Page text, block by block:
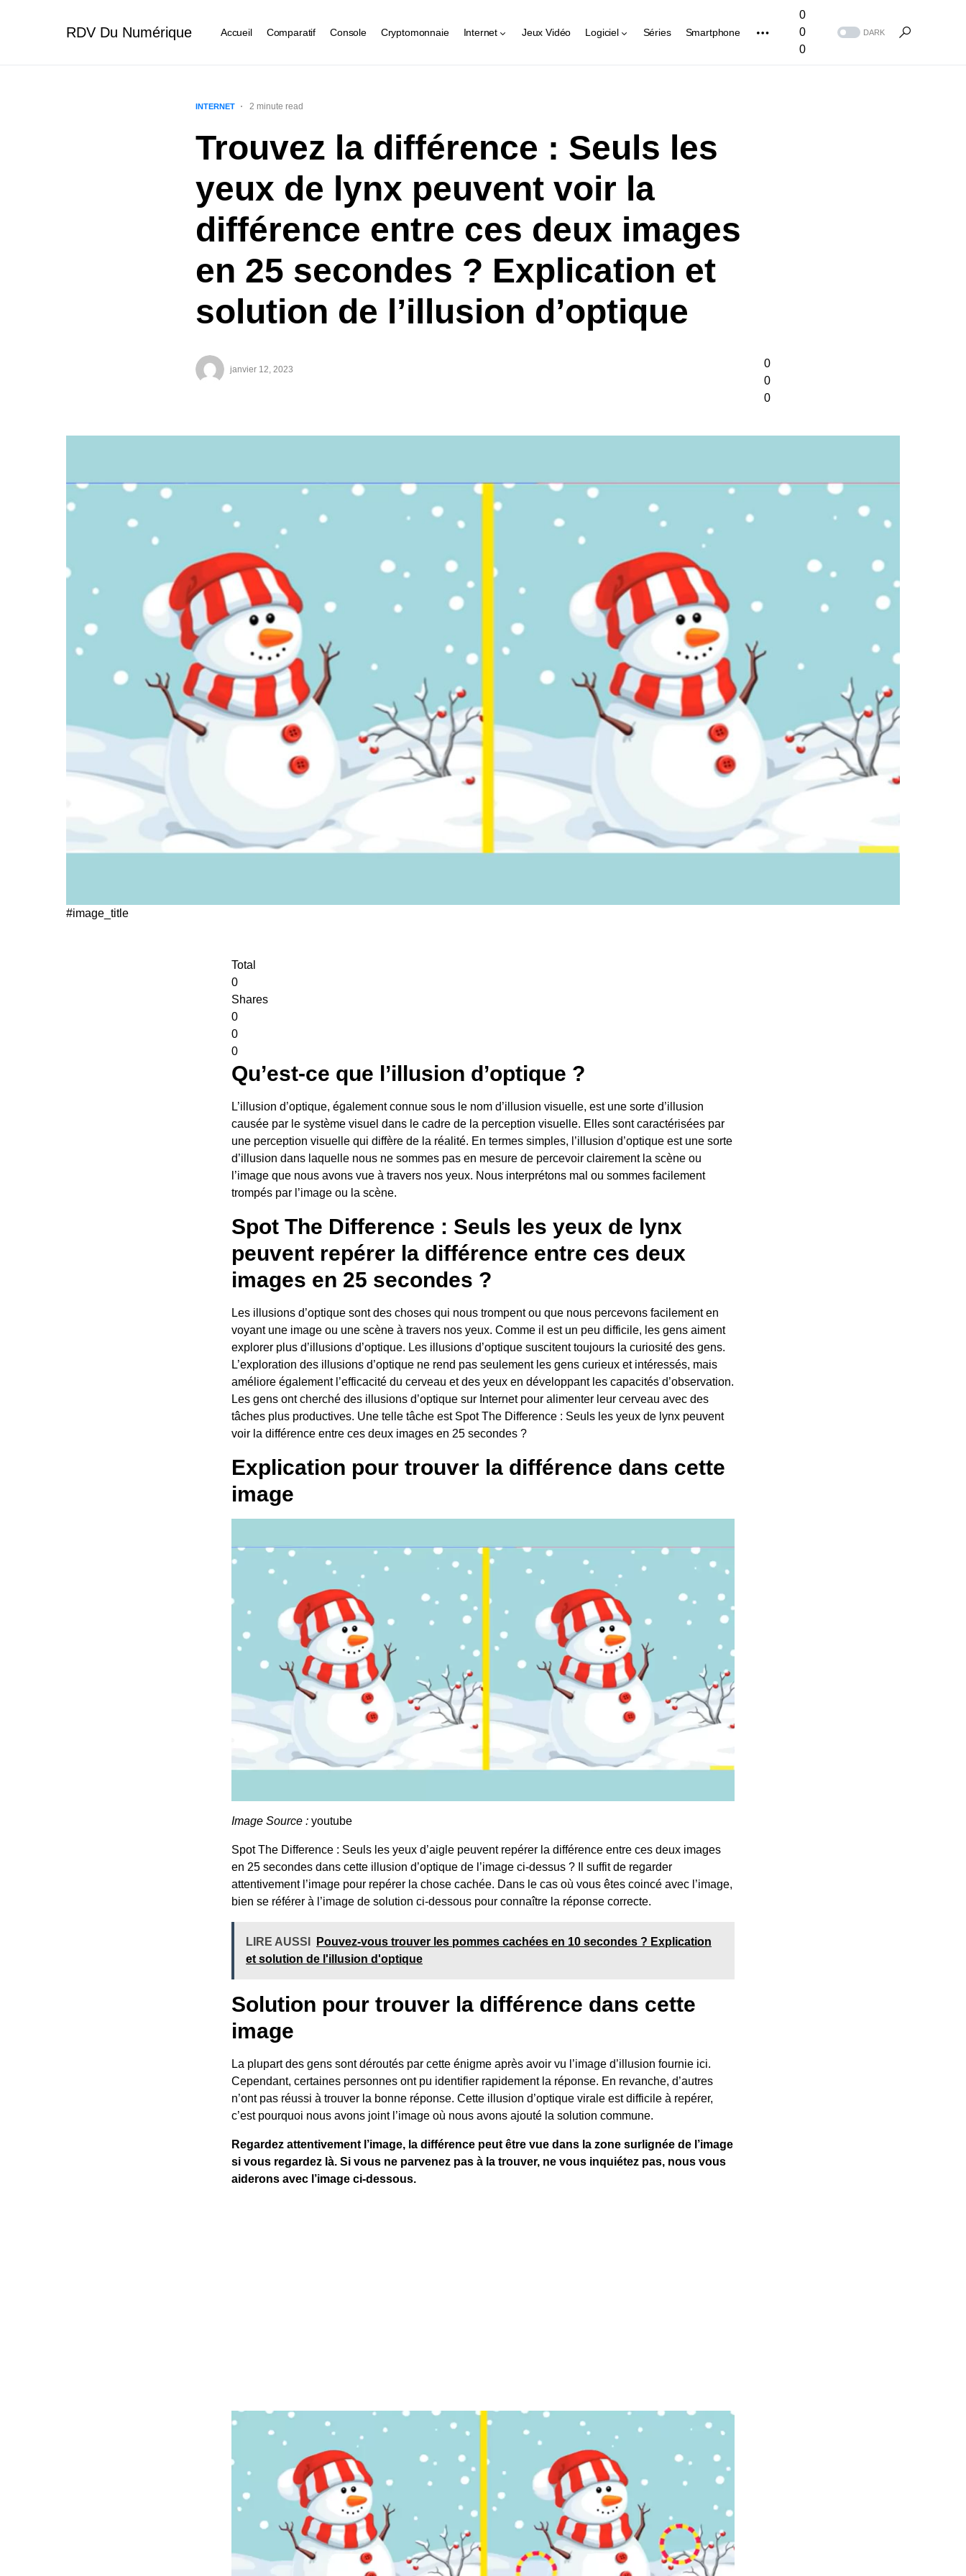
RDV Du Numérique Accueil Comparatif Console Cryptomonnaie Internet Jeux Vidéo Logiciel Séries Smartphone
0
0
0
DARK
INTERNET 2 minute read
Trouvez la différence : Seuls les
yeux de lynx peuvent voir la
différence entre ces deux images
en 25 secondes ? Explication et
solution de l’illusion d’optique
janvier 12, 2023
0
0
0
#image_title
Total
0
Shares
0
0
0
Qu’est-ce que l’illusion d’optique ?
L’illusion d’optique, également connue sous le nom d’illusion visuelle, est une sorte d’illusion
causée par le système visuel dans le cadre de la perception visuelle. Elles sont caractérisées par
une perception visuelle qui diffère de la réalité. En termes simples, l’illusion d’optique est une sorte
d’illusion dans laquelle nous ne sommes pas en mesure de percevoir clairement la scène ou
l’image que nous avons vue à travers nos yeux. Nous interprétons mal ou sommes facilement
trompés par l’image ou la scène.
Spot The Difference : Seuls les yeux de lynx
peuvent repérer la différence entre ces deux
images en 25 secondes ?
Les illusions d’optique sont des choses qui nous trompent ou que nous percevons facilement en
voyant une image ou une scène à travers nos yeux. Comme il est un peu difficile, les gens aiment
explorer plus d’illusions d’optique. Les illusions d’optique suscitent toujours la curiosité des gens.
L’exploration des illusions d’optique ne rend pas seulement les gens curieux et intéressés, mais
améliore également l’efficacité du cerveau et des yeux en développant les capacités d’observation.
Les gens ont cherché des illusions d’optique sur Internet pour alimenter leur cerveau avec des
tâches plus productives. Une telle tâche est Spot The Difference : Seuls les yeux de lynx peuvent
voir la différence entre ces deux images en 25 secondes ?
Explication pour trouver la différence dans cette
image
Image Source : youtube
Spot The Difference : Seuls les yeux d’aigle peuvent repérer la différence entre ces deux images
en 25 secondes dans cette illusion d’optique de l’image ci-dessus ? Il suffit de regarder
attentivement l’image pour repérer la chose cachée. Dans le cas où vous êtes coincé avec l’image,
bien se référer à l’image de solution ci-dessous pour connaître la réponse correcte.
LIRE AUSSI
Pouvez-vous trouver les pommes cachées en 10 secondes ? Explication
et solution de l'illusion d'optique
Solution pour trouver la différence dans cette
image
La plupart des gens sont déroutés par cette énigme après avoir vu l’image d’illusion fournie ici.
Cependant, certaines personnes ont pu identifier rapidement la réponse. En revanche, d’autres
n’ont pas réussi à trouver la bonne réponse. Cette illusion d’optique virale est difficile à repérer,
c’est pourquoi nous avons joint l’image où nous avons ajouté la solution commune.
Regardez attentivement l’image, la différence peut être vue dans la zone surlignée de l’image
si vous regardez là. Si vous ne parvenez pas à la trouver, ne vous inquiétez pas, nous vous
aiderons avec l’image ci-dessous.